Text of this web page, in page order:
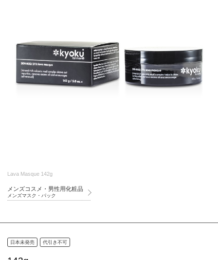
Lava Masque 142g
メンズコスメ・男性用化粧品
メンズマスク・パック
日本未発売 代引き不可